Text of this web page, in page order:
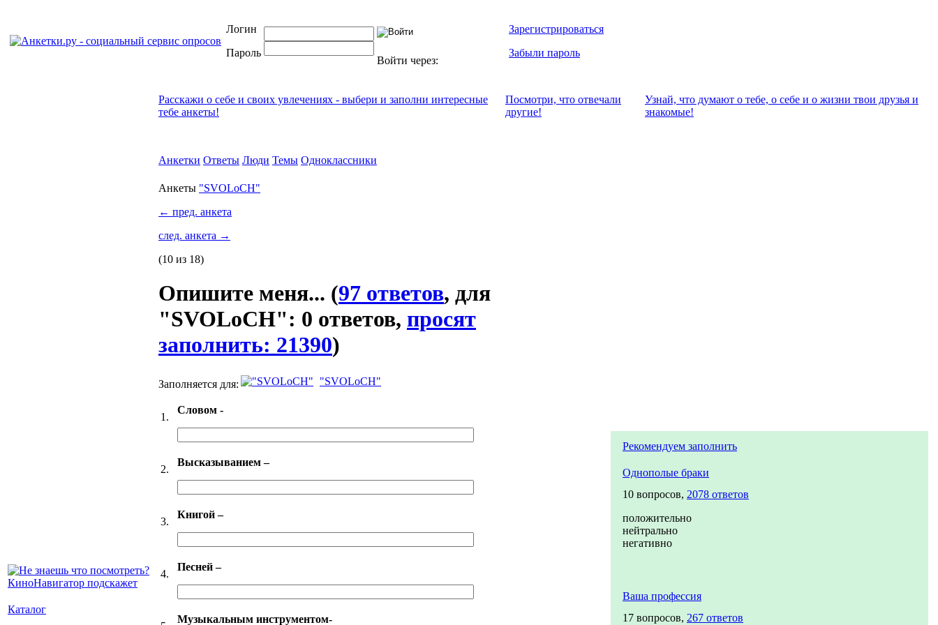
Логин
Пароль
Войти через:
Зарегистрироваться
Забыли пароль
Каталог
Расскажи о себе и своих увлечениях - выбери и заполни интересные
тебе анкеты!
Посмотри, что отвeчали
другие!
Узнай, что думают о тебе, о себе и о жизни твои друзья и
знакомые!
Анкетки Ответы Люди Темы Одноклассники
Анкеты "SVOLoCH"
← пред. анкета
след. анкета →
(10 из 18)
Опишите меня... (97 ответов, для
"SVOLoCH": 0 ответов, просят
заполнить: 21390)
Заполняется для: "SVOLoCH"
1.
Словом -
2.
Высказыванием –
3.
Книгой –
4.
Песней –
Музыкальным инструментом-
Рекомендуем заполнить
Однополые браки
10 вопросов, 2078 ответов
положительно
нейтрально
негативно
Ваша профессия
17 вопросов, 267 ответов